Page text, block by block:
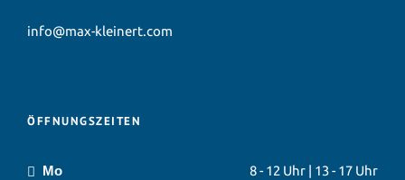
info@max-kleinert.com
ÖFFNUNGSZEITEN
Mo 8 - 12 Uhr | 13 - 17 Uhr